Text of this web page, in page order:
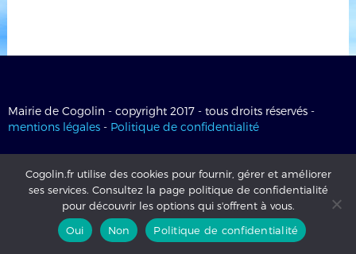
Mairie de Cogolin - copyright 2017 - tous droits réservés -
mentions légales - Politique de confidentialité
Cogolin.fr utilise des cookies pour fournir, gérer et améliorer
ses services. Consultez la page politique de confidentialité
pour découvrir les options qui s'offrent à vous.
Oui
Non Politique de confidentialité